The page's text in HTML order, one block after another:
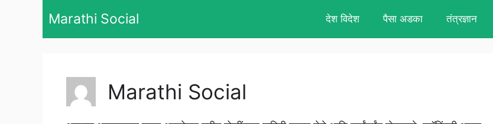
Marathi Social देश विदेश पैसा अडका तंत्रज्ञान
Marathi Social